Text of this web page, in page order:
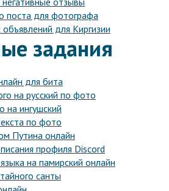
поста для фотографа
для Киргизии
задания
для бита
на русский по фото
на ингушский
по фото
Путина онлайн
профиля Discord
на памирский онлайн
санты